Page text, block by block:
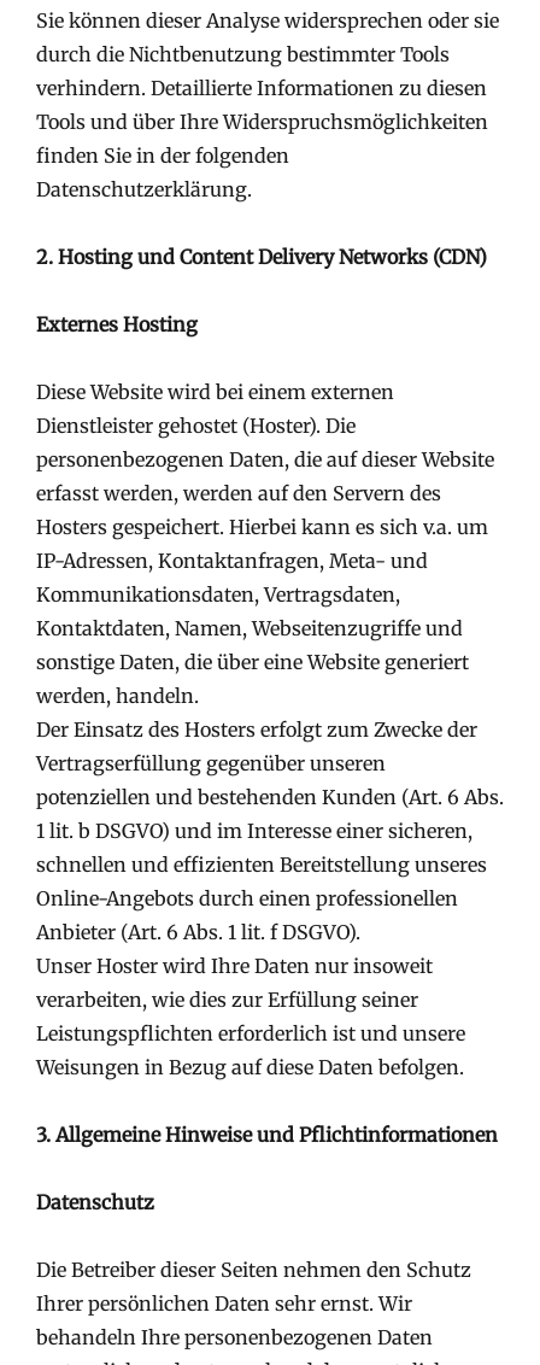
Sie können dieser Analyse widersprechen oder sie
durch die Nichtbenutzung bestimmter Tools
verhindern. Detaillierte Informationen zu diesen
Tools und über Ihre Widerspruchsmöglichkeiten
finden Sie in der folgenden
Datenschutzerklärung.
2. Hosting und Content Delivery Networks (CDN)
Externes Hosting
Diese Website wird bei einem externen
Dienstleister gehostet (Hoster). Die
personenbezogenen Daten, die auf dieser Website
erfasst werden, werden auf den Servern des
Hosters gespeichert. Hierbei kann es sich v.a. um
IP-Adressen, Kontaktanfragen, Meta- und
Kommunikationsdaten, Vertragsdaten,
Kontaktdaten, Namen, Webseitenzugriffe und
sonstige Daten, die über eine Website generiert
werden, handeln.
Der Einsatz des Hosters erfolgt zum Zwecke der
Vertragserfüllung gegenüber unseren
potenziellen und bestehenden Kunden (Art. 6 Abs.
1 lit. b DSGVO) und im Interesse einer sicheren,
schnellen und effizienten Bereitstellung unseres
Online-Angebots durch einen professionellen
Anbieter (Art. 6 Abs. 1 lit. f DSGVO).
Unser Hoster wird Ihre Daten nur insoweit
verarbeiten, wie dies zur Erfüllung seiner
Leistungspflichten erforderlich ist und unsere
Weisungen in Bezug auf diese Daten befolgen.
3. Allgemeine Hinweise und Pflichtinformationen
Datenschutz
Die Betreiber dieser Seiten nehmen den Schutz
Ihrer persönlichen Daten sehr ernst. Wir
behandeln Ihre personenbezogenen Daten